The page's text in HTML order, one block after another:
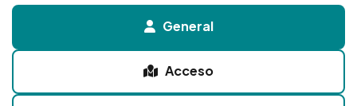
General
Acceso